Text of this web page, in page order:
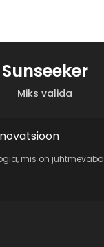
Miks valida
Sunseeker
mis on juhtmevaba